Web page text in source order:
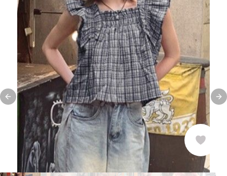
Previous slide